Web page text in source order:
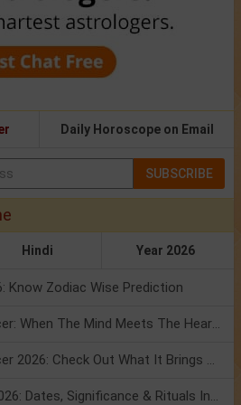
Daily Horoscope on Email
SUBSCRIBE
Hindi Year 2026
Know Zodiac Wise Prediction
Mercury Transit In Cancer: When The Mind Meets The Heart!
Mercury Transit In Cancer 2026: Check Out What It Brings For You
Shravan Somvar Vrat 2026: Dates, Significance & Rituals In August